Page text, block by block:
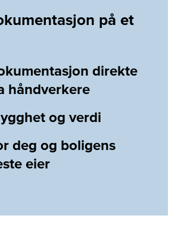
på et
direkte
håndverkere
og verdi
deg og boligens
eier